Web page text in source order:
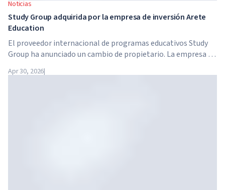
Noticias
Study Group adquirida por la empresa de inversión Arete
Education
El proveedor internacional de programas educativos Study
Group ha anunciado un cambio de propietario. La empresa ha
inversión en el sector de la educación superior creada por
Apr 30, 2026|